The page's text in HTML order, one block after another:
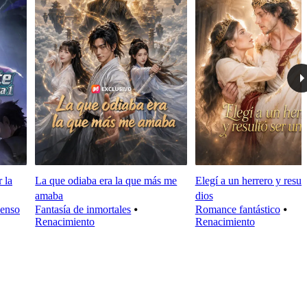
la
La que odiaba era la que más me
amaba
Fantasía de inmortales ⦁
Renacimiento
Elegí a un herrero y
dios
Romance fantástico⦁
Renacimiento